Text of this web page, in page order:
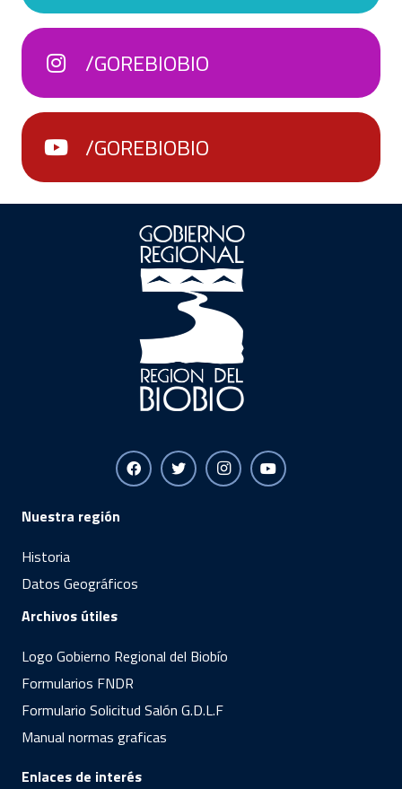
/GOREBIOBIO
/GOREBIOBIO
Nuestra región
Historia
Datos Geográficos
Archivos útiles
Logo Gobierno Regional del Biobío
Formularios FNDR
Formulario Solicitud Salón G.D.L.F
Manual normas graficas
Enlaces de interés